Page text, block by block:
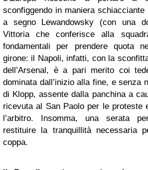
sconfiggendo in maniera
a segno Lewandowsky (con una
Vittoria che conferisce alla
fondamentali per prendere quota
girone: il Napoli, infatti, con la
dell’Arsenal, è a pari merito coi
dominata dall’inizio alla fine, e senza
di Klopp, assente dalla panchina a
ricevuta al San Paolo per le proteste
l’arbitro. Insomma, una serata
restituire la tranquillità necessaria
coppa.